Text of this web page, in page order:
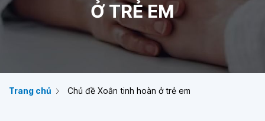
Ở TRẺ EM
Trang chủ Chủ đề Xoắn tinh hoàn ở trẻ em